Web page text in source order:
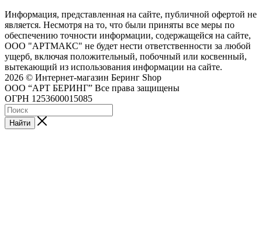
Информация, представленная на сайте, публичной офертой не
является. Несмотря на то, что были приняты все меры по
обеспечению точности информации, содержащейся на сайте,
ООО "АРТМАКС" не будет нести ответственности за любой
ущерб, включая положительный, побочный или косвенный,
вытекающий из использования информации на сайте.
2026 © Интернет-магазин Беринг Shop
ООО “АРТ БЕРИНГ” Все права защищены
ОГРН 1253600015085
Найти